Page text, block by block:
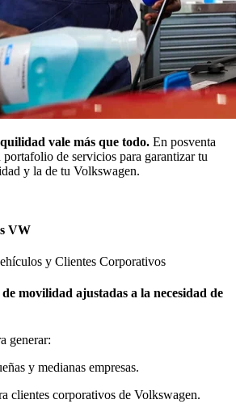
vale más que todo.En posventa
portafolio de servicios para garantizar tu
y la de tu Volkswagen.
VW
y Clientes Corporativos
movilidad ajustadas a la necesidad de
generar:
y medianas empresas.
clientes corporativos de Volkswagen.